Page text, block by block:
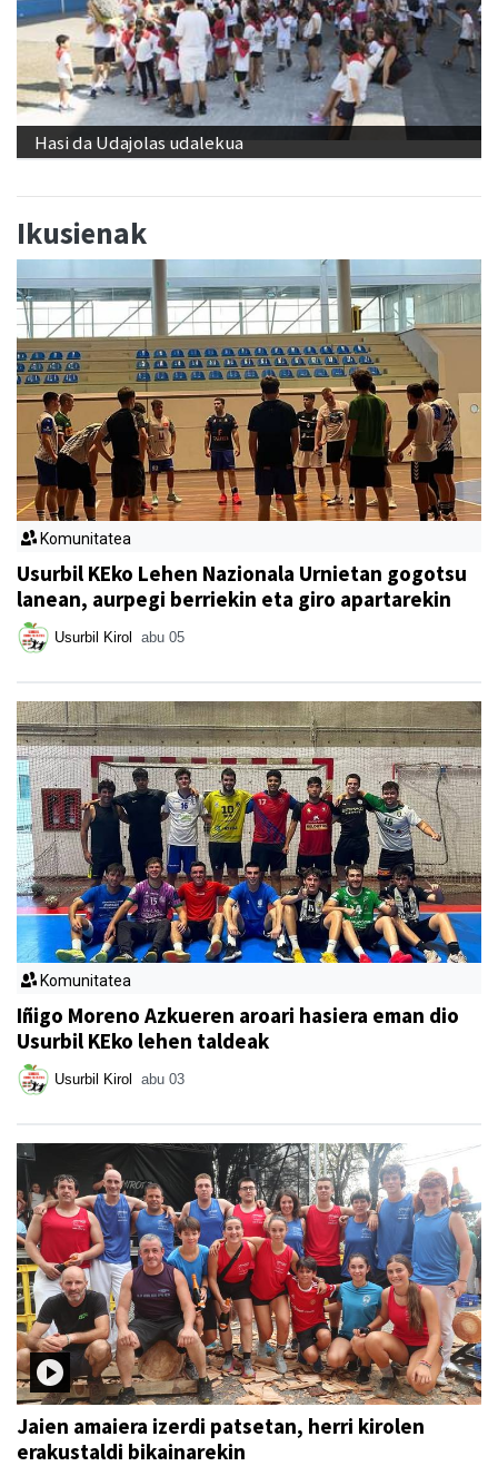
Hasi da Udajolas udalekua
Ikusienak
Komunitatea
Usurbil KEko Lehen Nazionala Urnietan gogotsu
lanean, aurpegi berriekin eta giro apartarekin
Usurbil Kirol abu 05
Komunitatea
Iñigo Moreno Azkueren aroari hasiera eman dio
Usurbil KEko lehen taldeak
Usurbil Kirol abu 03
Jaien amaiera izerdi patsetan, herri kirolen
erakustaldi bikainarekin